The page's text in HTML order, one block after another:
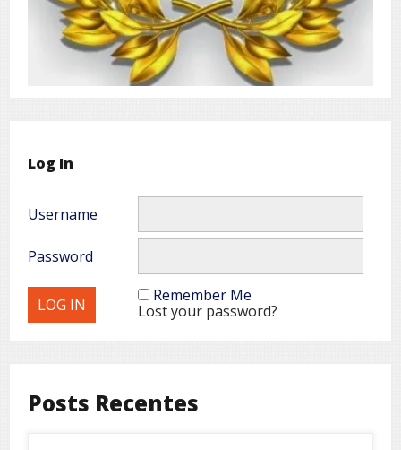
Log In
Username
Password
Remember Me
Lost your password?
Posts Recentes